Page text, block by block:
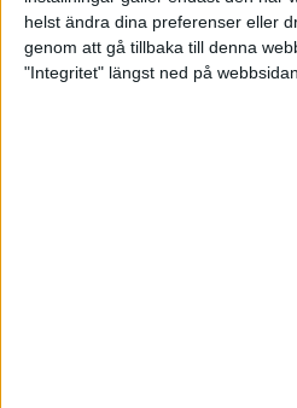
helst ändra dina preferenser eller
genom att gå tillbaka till denna
"Integritet" längst ned på webbsidan.
Värmemara
väntarvärldsmästaraspiranter
24 jun 1998